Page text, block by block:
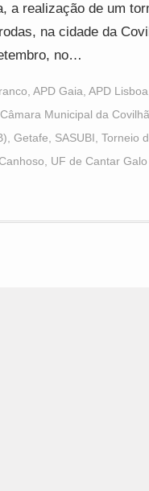
a realização de um
na cidade da
no…
, APD Gaia, APD Lisboa
Câmara Municipal da Covilhã
, Getafe, SASUBI, Torneio
, UF de Cantar